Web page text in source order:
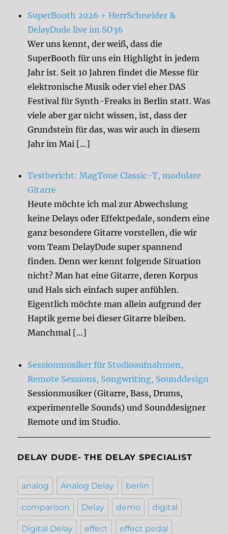
SuperBooth 2026 + HerrSchneider &
DelayDude live im SO36
Wer uns kennt, der weiß, dass die
SuperBooth für uns ein Highlight in jedem
Jahr ist. Seit 10 Jahren findet die Messe für
elektronische Musik oder viel eher DAS
Festival für Synth-Freaks in Berlin statt. Was
viele aber gar nicht wissen, ist, dass der
Grundstein für das, was wir auch in diesem
Jahr im Mai […]
Testbericht: MagTone Classic-T, modulare
Gitarre
Heute möchte ich mal zur Abwechslung
keine Delays oder Effektpedale, sondern eine
ganz besondere Gitarre vorstellen, die wir
vom Team DelayDude super spannend
finden. Denn wer kennt folgende Situation
nicht? Man hat eine Gitarre, deren Korpus
und Hals sich einfach super anfühlen.
Eigentlich möchte man allein aufgrund der
Haptik gerne bei dieser Gitarre bleiben.
Manchmal […]
Sessionmusiker für Studioaufnahmen,
Remote Sessions, Songwriting, Sounddesign
Sessionmusiker (Gitarre, Bass, Drums,
experimentelle Sounds) und Sounddesigner
Remote und im Studio.
DELAY DUDE- THE DELAY SPECIALIST
analog Analog Delay berlin
comparison Delay demo digital
Digital Delay effect effect pedal